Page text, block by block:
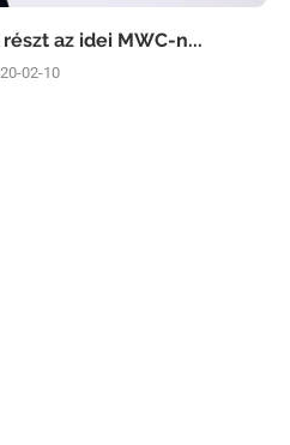
az idei MWC-n...
02-10